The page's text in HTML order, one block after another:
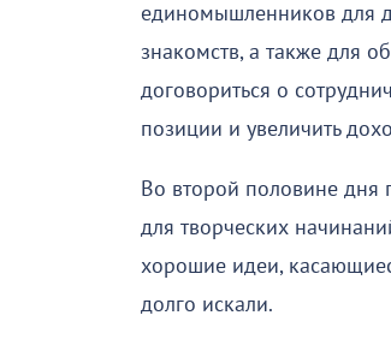
единомышленников для
знакомств, а также для
договориться о
позиции и увеличить
Во второй половине дня
для творческих
хорошие идеи,
долго искали.